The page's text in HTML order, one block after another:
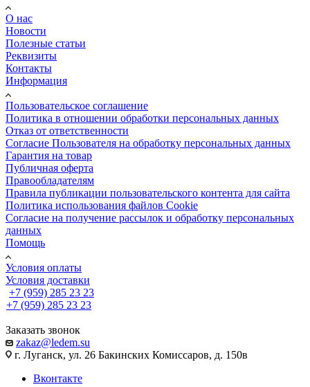
О нас
Новости
Полезные статьи
Реквизиты
Контакты
Информация
Пользовательское соглашение
Политика в отношении обработки персональных данных
Отказ от ответственности
Согласие Пользователя на обработку персональных данных
Гарантия на товар
Публичная оферта
Правообладателям
Правила публикации пользовательского контента для сайта
Политика использования файлов Cookie
Согласие на получение рассылок и обработку персональных
данных
Помощь
Условия оплаты
Условия доставки
+7 (959) 285 23 23
+7 (959) 285 23 23
Заказать звонок
zakaz@ledem.su
г. Луганск, ул. 26 Бакинских Комиссаров, д. 150в
Вконтакте